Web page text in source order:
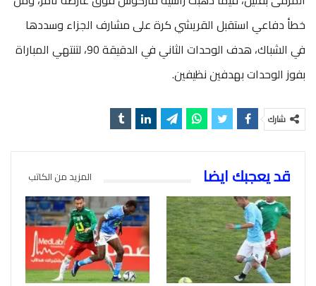
خطأ دفاعي استقبل القريشي كرة على مشارف الجزاء وسددها
في الشباك، هدف الوحدات الثاني في الدقيقة 90، لتنتهي المباراة
بفوز الوحدات بهدفين نظيفين.
شارك
قد يعجبك ايضا المزيد من الكاتب